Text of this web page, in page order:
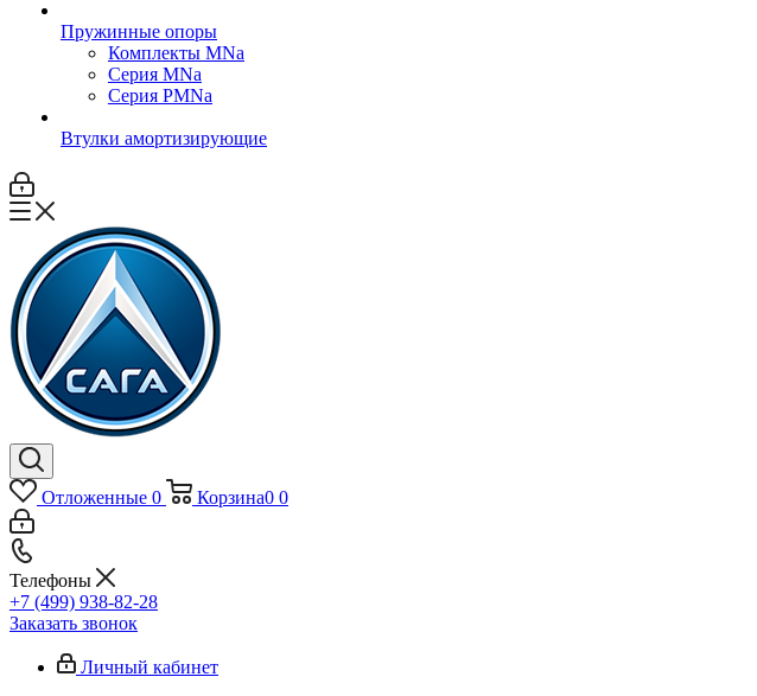
Пружинные опоры
Комплекты MNa
Серия MNa
Серия PMNa
Втулки амортизирующие
Отложенные 0 Корзина0 0
Телефоны
+7 (499) 938-82-28
Заказать звонок
Личный кабинет